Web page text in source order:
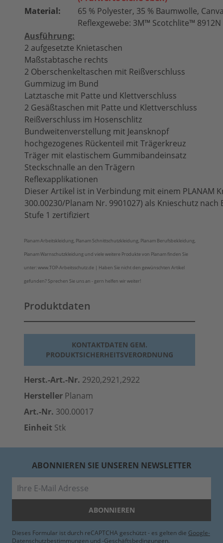
Material:
65 % Polyester, 35 % Baumwolle,
Reflexgewebe: 3M™ Scotchlite™
Ausführung:
2 aufgesetzte Knietaschen
Maßstabtasche rechts
2 Oberschenkeltaschen mit Reißverschluss
Gummizug im Bund
Latztasche mit Patte und Klettverschluss
2 Gesäßtaschen mit Patte und Klettverschluss
Reißverschluss im Hosenschlitz
Bundweitenverstellung mit Jeansknopf
hochgezogenes Rückenteil mit Trägerkreuz
Träger mit elastischem Gummibandeinsatz
Steckschnalle an den Trägern
Reflexapplikationen
Dieser Artikel ist in Verbindung mit einem PLANAM
300.00230/Planam Nr. 9901027) als Knieschutz nach
Stufe 1 zertifiziert
Planam Arbeitskleidung, Planam Schnittschutzkleidung, Planam Berufsbekleidung,
Planam Warnschutzkleidung und viele weitere Produkte von Planam finden Sie
unter: www.TOP-Arbeitsschutz.de | Haben Sie nicht den gewünschten Artikel
gefunden? Sprechen Sie uns an - gern helfen wir weiter!
Produktdaten
KONTAKTDATEN GEM.
PRODUKTSICHERHEITSVERORDNUNG
Herst.-Art.-Nr. 2920,2921,2922
Hersteller Planam
Art.-Nr. 300.00017
Einheit Stk
ABONNIEREN SIE UNSEREN NEWSLETTER
ABONNIEREN
Dieses Formular ist durch reCAPTCHA geschützt - es gelten die Google-
Datenschutzbestimmungen und -Geschäftsbedingungen.